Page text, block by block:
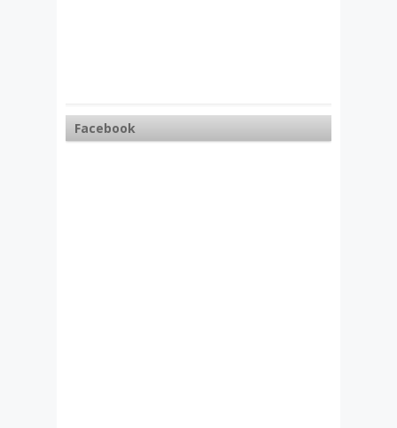
Facebook